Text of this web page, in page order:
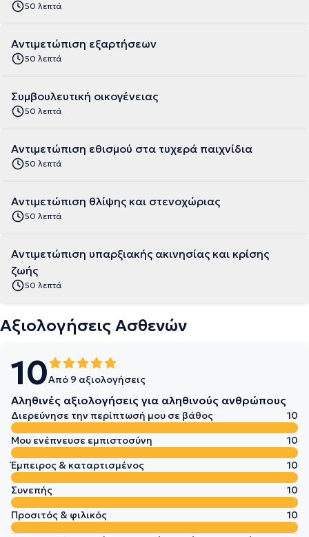
50 λεπτά
Αντιμετώπιση εξαρτήσεων
50 λεπτά
Συμβουλευτική οικογένειας
50 λεπτά
Αντιμετώπιση εθισμού στα τυχερά παιχνίδια
50 λεπτά
Αντιμετώπιση θλίψης και στενοχώριας
50 λεπτά
Αντιμετώπιση υπαρξιακής ακινησίας και κρίσης
ζωής
50 λεπτά
Αξιολογήσεις Ασθενών
10Από 9 αξιολογήσεις
Αληθινές αξιολογήσεις για αληθινούς ανθρώπους
Διερεύνησε την περίπτωσή μου σε βάθος
10
Μου ενέπνευσε εμπιστοσύνη
10
Έμπειρος & καταρτισμένος
10
Συνεπής
10
Προσιτός & φιλικός
10